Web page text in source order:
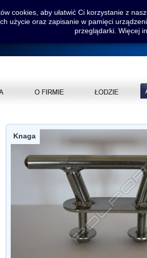
Knaga
cookies, aby ułatwić Ci korzystanie z
użycie oraz zapisanie w pamięci
przeglądarki. Więcej